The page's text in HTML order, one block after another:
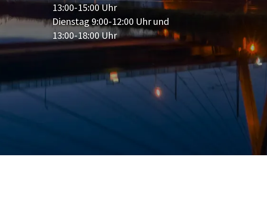
13:00-15:00 Uhr
Dienstag 9:00-12:00 Uhr und
13:00-18:00 Uhr